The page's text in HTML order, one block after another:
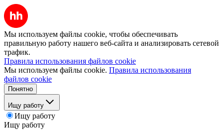
Мы используем файлы cookie, чтобы обеспечивать
правильную работу нашего веб-сайта и анализировать сетевой
трафик.
Правила использования файлов cookie
Мы используем файлы cookie. Правила использования
файлов cookie
Понятно
Ищу работу
Ищу работу
Ищу работу